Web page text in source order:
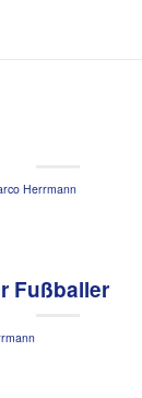
Herrmann
Fußballer